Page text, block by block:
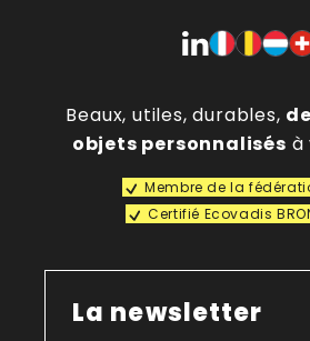
Beaux, utiles, durables,
objets personnalisés à
Membre de la
Certifié Ecovadis
La newsletter